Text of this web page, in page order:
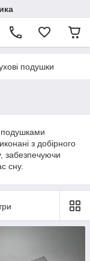
подушки
подушками
з добірного
забезпечуючи
сну.